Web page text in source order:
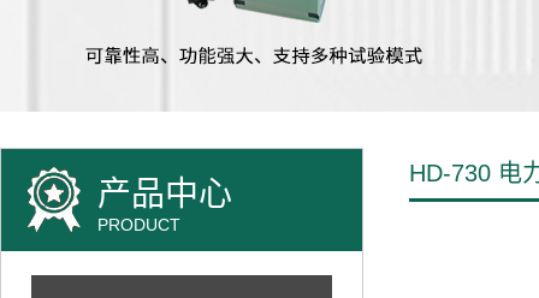
产品中心
PRODUCT
HD-730 电